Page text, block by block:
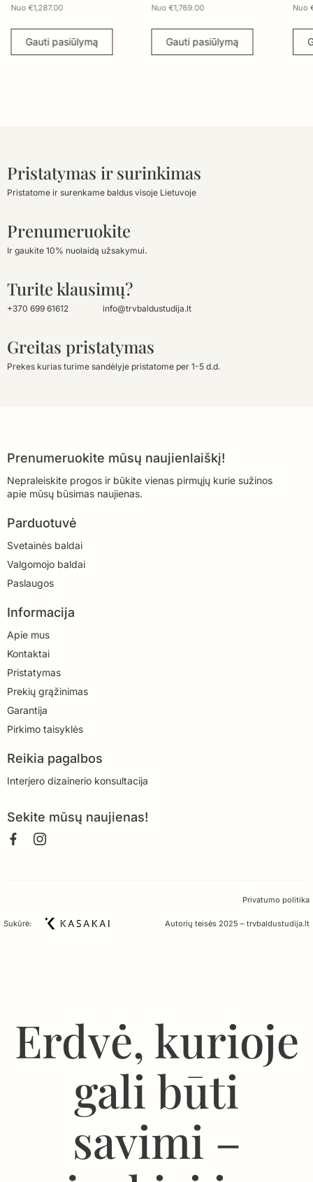
Nuo €1,287.00
Gauti pasiūlymą
Nuo €1,769.00
Gauti pasiūlymą
Nuo
Pristatymas ir surinkimas
Pristatome ir surenkame baldus visoje Lietuvoje
Prenumeruokite
Ir gaukite 10% nuolaidą užsakymui.
Turite klausimų?
+370 699 61612 info@trvbaldustudija.lt
Greitas pristatymas
Prekes kurias turime sandėlyje pristatome per 1-5 d.d.
Prenumeruokite mūsų naujienlaiškį!
Nepraleiskite progos ir būkite vienas pirmųjų kurie sužinos
apie mūsų būsimas naujienas.
Parduotuvė
Svetainės baldai
Valgomojo baldai
Paslaugos
Informacija
Apie mus
Kontaktai
Pristatymas
Prekių grąžinimas
Garantija
Pirkimo taisyklės
Reikia pagalbos
Interjero dizainerio konsultacija
Sekite mūsų naujienas!
Privatumo politika
Sukūrė: Autorių teisės 2025 – trvbaldustudija.lt
Erdvė, kurioje
gali būti
savimi –